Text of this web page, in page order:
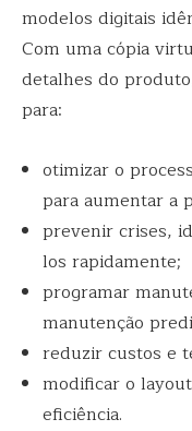
modelos digitais
Com uma cópia
detalhes do
para:
otimizar o
para aumentar a
prevenir crises,
los rapidamente;
programar
manutenção
reduzir custos e
modificar o
eficiência.